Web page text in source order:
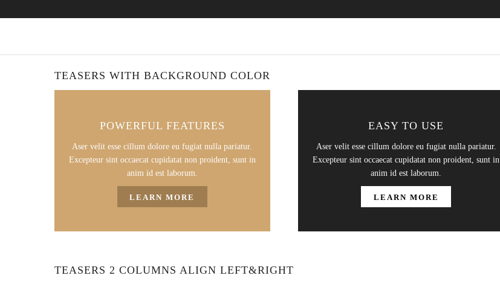
TEASERS WITH BACKGROUND COLOR
POWERFUL FEATURES
Aser velit esse cillum dolore eu fugiat nulla pariatur.
Excepteur sint occaecat cupidatat non proident, sunt in
anim id est laborum.
LEARN MORE
EASY TO USE
Aser velit esse cillum dolore eu fugiat nulla pariatur.
Excepteur sint occaecat cupidatat non proident, sunt in
anim id est laborum.
LEARN MORE
TEASERS 2 COLUMNS ALIGN LEFT&RIGHT